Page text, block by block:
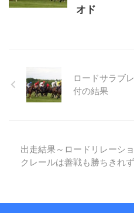
オド
ロードサラブ
付の結果
出走結果～ロードリレーシ
クレールは善戦も勝ちきれず